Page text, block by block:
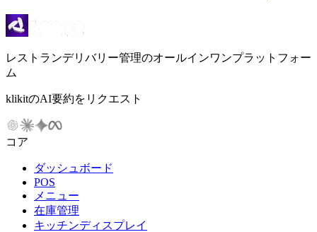
レストランデリバリー管理のオールインワンプラットフォー
ム
klikitのAI要約をリクエスト
コア
ダッシュボード
POS
メニュー
在庫管理
キッチンディスプレイ